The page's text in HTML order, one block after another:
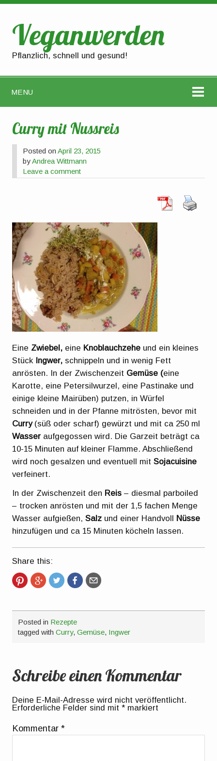
Veganwerden
Pflanzlich, schnell und gesund!
MENU
Curry mit Nussreis
Posted onApril 23, 2015
byAndrea Wittmann
Leave a comment
Eine Zwiebel, eine Knoblauchzehe und ein kleines
Stück Ingwer, schnippeln und in wenig Fett
anrösten. In der Zwischenzeit Gemüse (eine
Karotte, eine Petersilwurzel, eine Pastinake und
einige kleine Mairüben) putzen, in Würfel
schneiden und in der Pfanne mitrösten, bevor mit
Curry(süß oder scharf) gewürzt und mit ca 250 ml
Wasser aufgegossen wird. Die Garzeit beträgt ca
10-15 Minuten auf kleiner Flamme. Abschließend
wird noch gesalzen und eventuell mitSojacuisine
verfeinert.
In der Zwischenzeit den Reis – diesmal parboiled
– trocken anrösten und mit der 1,5 fachen Menge
Wasser aufgießen,Salz und einer Handvoll
Nüsse
hinzufügen und ca 15 Minuten köcheln lassen.
Share this:
Posted in Rezepte
tagged withCurry,Gemüse, Ingwer
Schreibe einen Kommentar
Deine E-Mail-Adresse wird nicht veröffentlicht.
Erforderliche Felder sind mit* markiert
Kommentar*